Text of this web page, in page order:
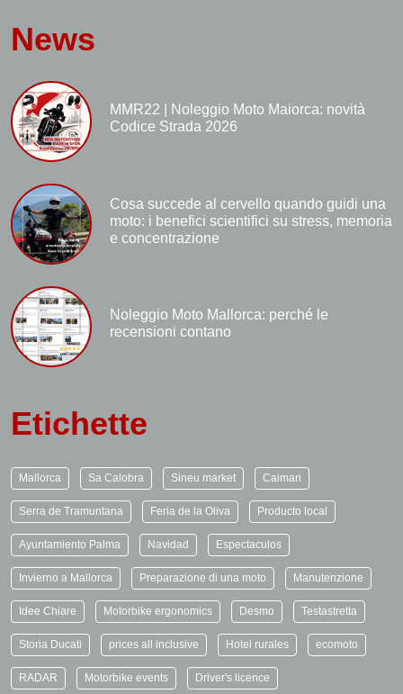
News
MMR22 | Noleggio Moto Maiorca: novità
Codice Strada 2026
Cosa succede al cervello quando guidi una
moto: i benefici scientifici su stress, memoria
e concentrazione
Noleggio Moto Mallorca: perché le
recensioni contano
Etichette
Mallorca Sa Calobra Sineu market Caimari
Serra de Tramuntana Feria de la Oliva Producto local
Ayuntamiento Palma Navidad Espectaculos
Invierno a Mallorca Preparazione di una moto Manutenzione
Idee Chiare Motorbike ergonomics Desmo Testastretta
Storia Ducati prices all inclusive Hotel rurales ecomoto
RADAR Motorbike events Driver's licence